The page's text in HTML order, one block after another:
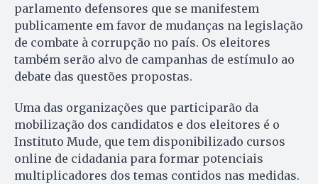
parlamento defensores que se manifestem
publicamente em favor de mudanças na legislação
de combate à corrupção no país. Os eleitores
também serão alvo de campanhas de estímulo ao
debate das questões propostas.
Uma das organizações que participarão da
mobilização dos candidatos e dos eleitores é o
Instituto Mude, que tem disponibilizado cursos
online de cidadania para formar potenciais
multiplicadores dos temas contidos nas medidas.